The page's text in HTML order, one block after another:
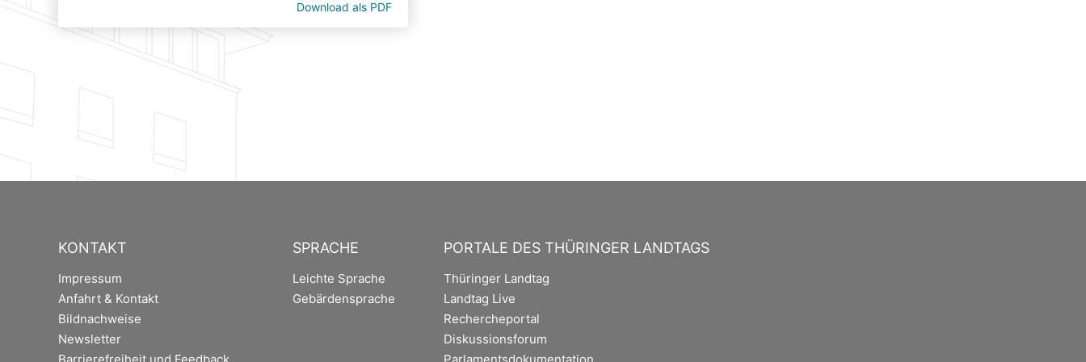
Download als PDF
KONTAKT
Impressum
Anfahrt & Kontakt
Bildnachweise
Newsletter
SPRACHE
Leichte Sprache
Gebärdensprache
PORTALE DES THÜRINGER LANDTAGS
Thüringer Landtag
Landtag Live
Rechercheportal
Diskussionsforum